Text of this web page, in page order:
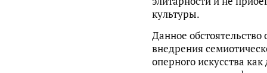
культуры.
Данное
внедрения
оперного искусства